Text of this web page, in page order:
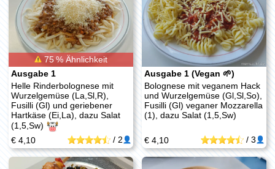
75 % Ähnlichkeit
Ausgabe 1
Helle Rinderbolognese mit
Wurzelgemüse (La,Sl,R),
Fusilli (Gl) und geriebener
Hartkäse (Ei,La), dazu Salat
(1,5,Sw)
€ 4,10
/ 2
Ausgabe 1 (Vegan 🌱)
Bolognese mit veganem Hack
und Wurzelgemüse (Gl,Sl,So),
Fusilli (Gl) veganer Mozzarella
(1), dazu Salat (1,5,Sw)
€ 4,10 / 3